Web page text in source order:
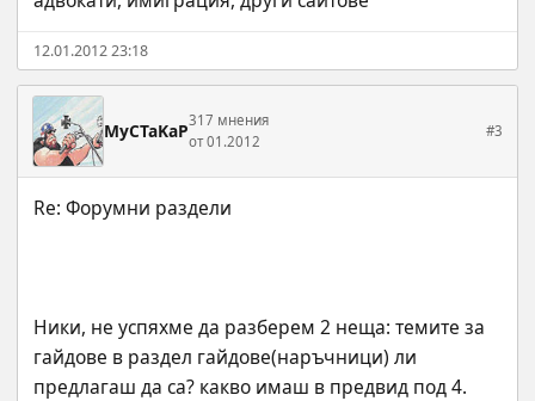
12.01.2012 23:18
MyCTaKaP317 мнения
от 01.2012
#3
Ники, не успяхме да разберем 2 неща: темите за
гайдове в раздел гайдове(наръчници) ли
предлагаш да са? какво имаш в предвид под 4.